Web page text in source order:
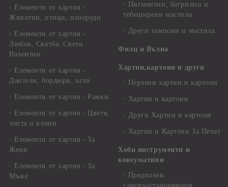
Елементи от хартия -
Животни, птици, пеперуди
Елементи от хартия -
Любов, Сватба, Свети
Валентин
Елементи от хартия -
Дантели, бордюри, ъгли
Елементи от хартия - Рамки
Елементи от хартия - Цветя,
листа и клони
Елементи от хартия - За
Жени
Елементи от хартия - За
Мъже
Пигментни, багрилни и
тебеширени мастила
Други тампони и мастила
Филц и Вълна
Хартии,картони и други
Перлени хартии и картони
Хартии и картони
Други Хартии и картони
Хартии и Картони За Печат
Хоби инструменти и
консумативи
Предпазни
самовъзстановяващи